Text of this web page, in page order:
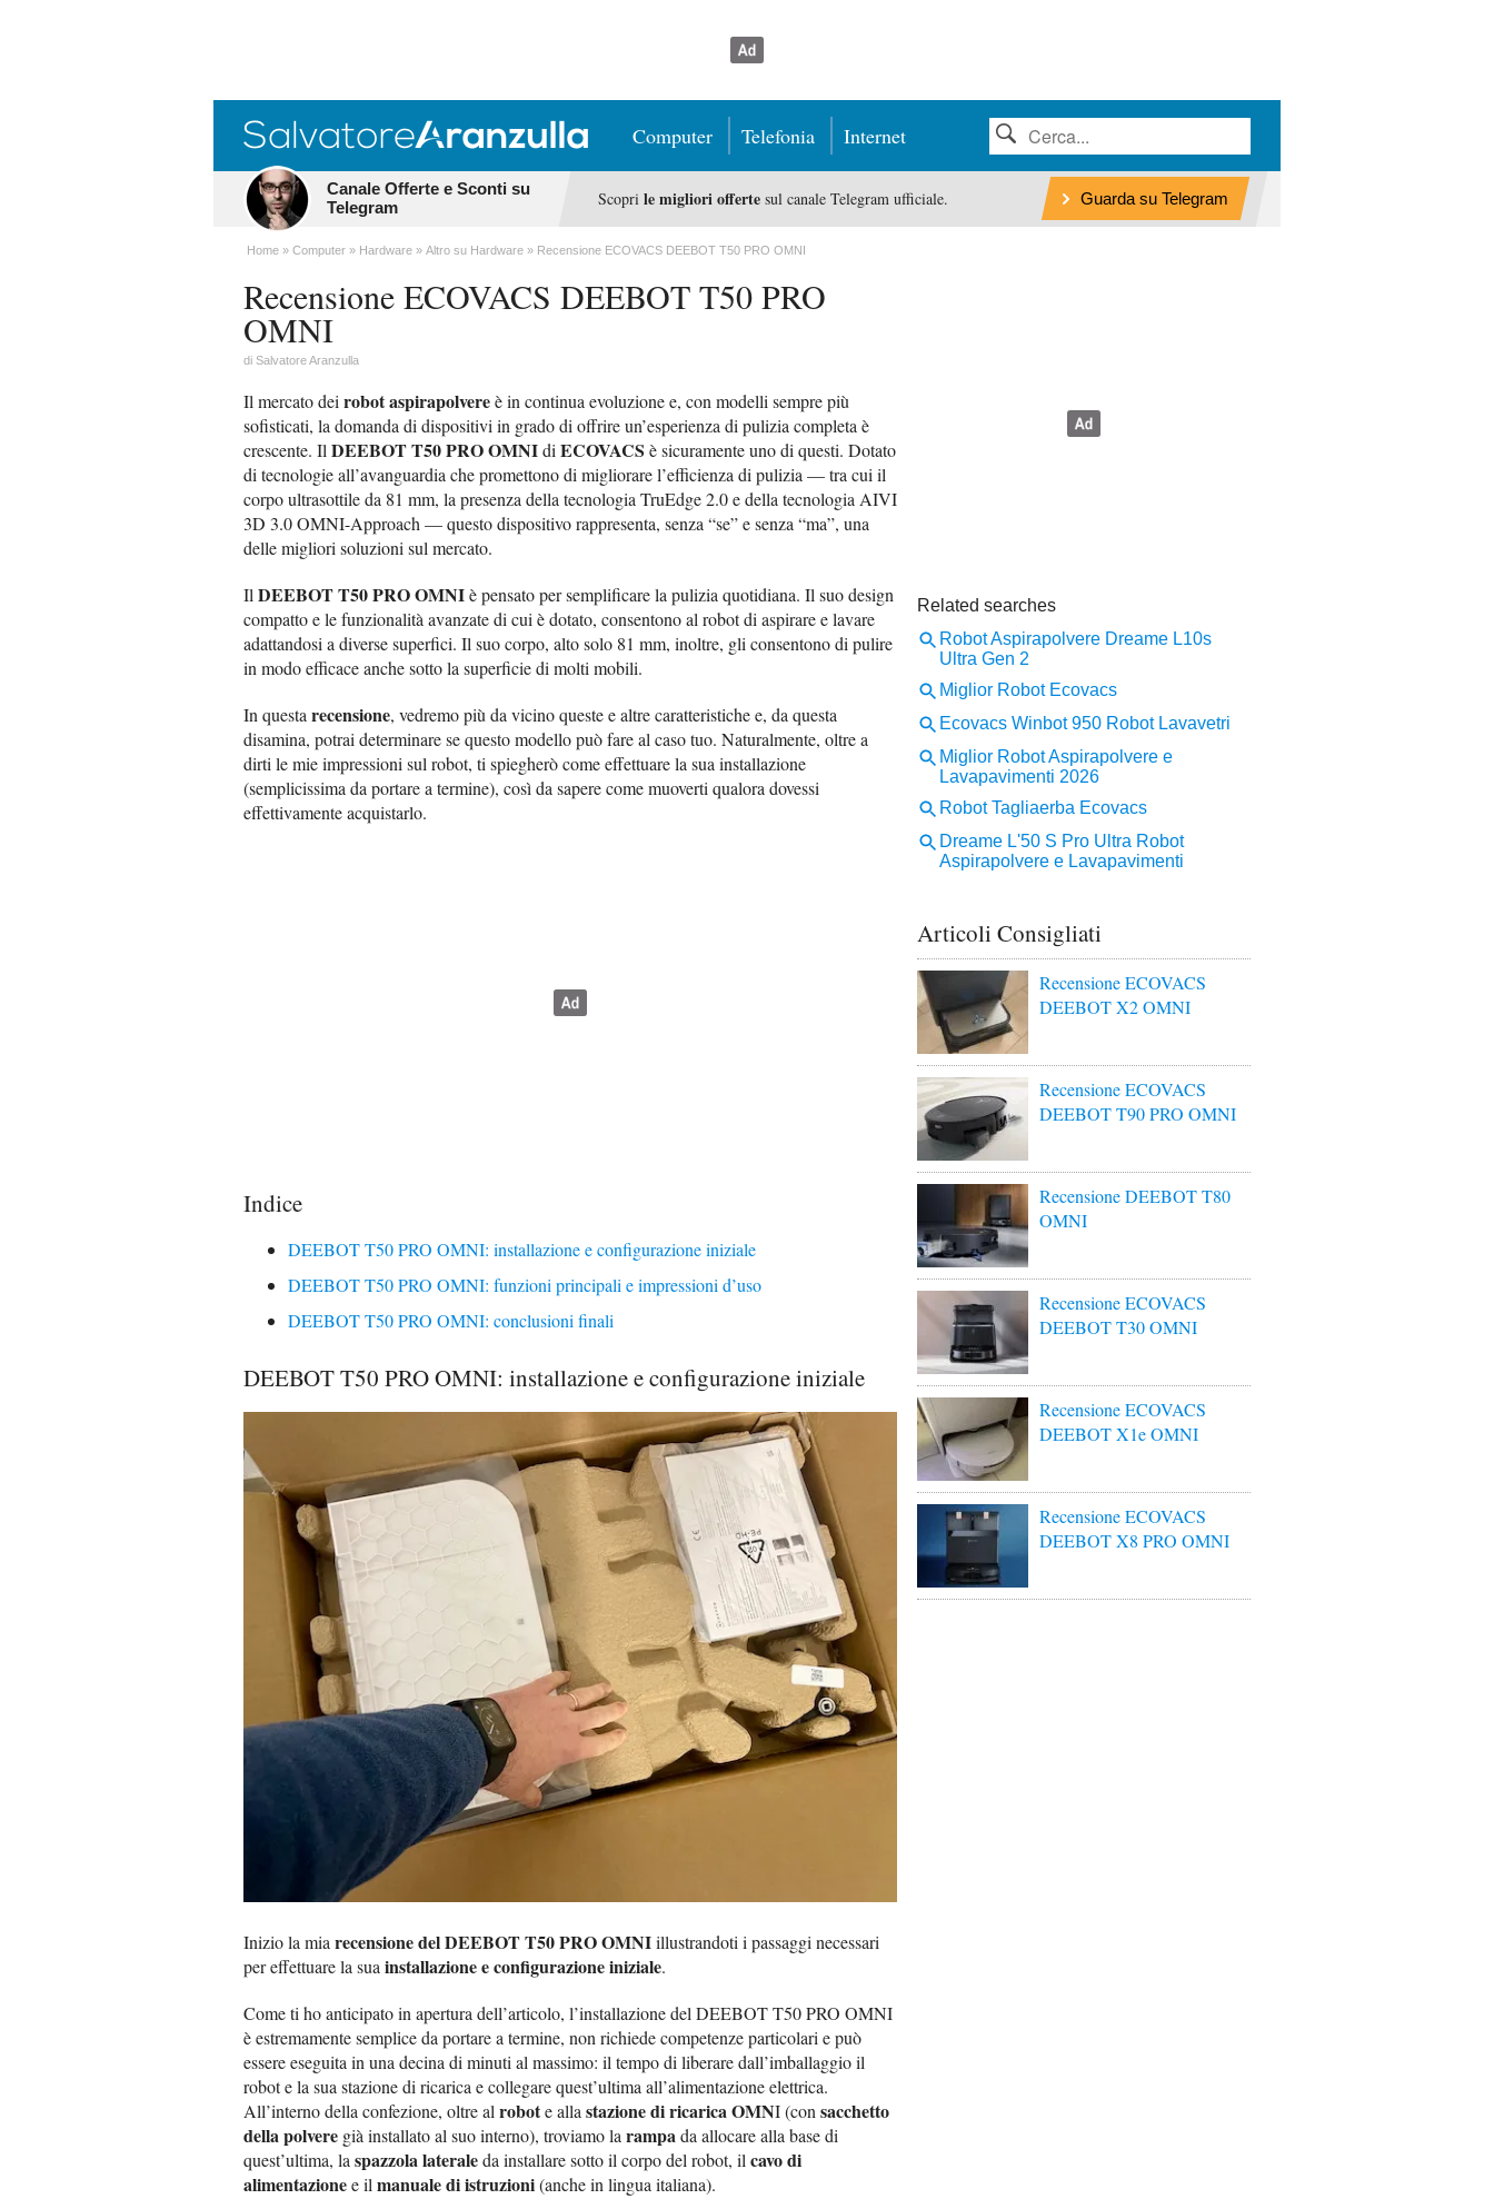
Computer Telefonia Internet
Canale Offerte e Sconti su
Telegram
Scopri le migliori offertesul canale Telegram ufficiale. Guarda su Telegram
Home Computer Hardware Altro su Hardware Recensione ECOVACS DEEBOT T50 PRO OMNI
Recensione ECOVACS DEEBOT T50 PRO
OMNI
di Salvatore Aranzulla
Il mercato dei robot aspirapolvereè in continua evoluzione e, con modelli sempre più
sofisticati, la domanda di dispositivi in grado di offrire un’esperienza di pulizia completa è
crescente. Il DEEBOT T50 PRO OMNIdi ECOVACS è sicuramente uno di questi. Dotato
di tecnologie all’avanguardia che promettono di migliorare l’efficienza di pulizia — tra cui il
corpo ultrasottile da 81 mm, la presenza della tecnologia TruEdge 2.0 e della tecnologia AIVI
3D 3.0 OMNI-Approach — questo dispositivo rappresenta, senza “se” e senza “ma”, una
delle migliori soluzioni sul mercato.
Il DEEBOT T50 PRO OMNIè pensato per semplificare la pulizia quotidiana. Il suo design
compatto e le funzionalità avanzate di cui è dotato, consentono al robot di aspirare e lavare
adattandosi a diverse superfici. Il suo corpo, alto solo 81 mm, inoltre, gli consentono di pulire
in modo efficace anche sotto la superficie di molti mobili.
In questa recensione, vedremo più da vicino queste e altre caratteristiche e, da questa
disamina, potrai determinare se questo modello può fare al caso tuo. Naturalmente, oltre a
dirti le mie impressioni sul robot, ti spiegherò come effettuare la sua installazione
(semplicissima da portare a termine), così da sapere come muoverti qualora dovessi
effettivamente acquistarlo.
Indice
DEEBOT T50 PRO OMNI: installazione e configurazione iniziale
DEEBOT T50 PRO OMNI: funzioni principali e impressioni d’uso
DEEBOT T50 PRO OMNI: conclusioni finali
DEEBOT T50 PRO OMNI: installazione e configurazione iniziale
Inizio la miarecensione del DEEBOT T50 PRO OMNIillustrandoti i passaggi necessari
per effettuare la suainstallazione e configurazione iniziale.
Come ti ho anticipato in apertura dell’articolo, l’installazione del DEEBOT T50 PRO OMNI
è estremamente semplice da portare a termine, non richiede competenze particolari e può
essere eseguita in una decina di minuti al massimo: il tempo di liberare dall’imballaggio il
robot e la sua stazione di ricarica e collegare quest’ultima all’alimentazione elettrica.
All’interno della confezione, oltre alrobote allastazione di ricarica OMNI (consacchetto
della polvere già installato al suo interno), troviamo larampada allocare alla base di
quest’ultima, laspazzola lateraleda installare sotto il corpo del robot, ilcavo di
alimentazionee ilmanuale di istruzioni(anche in lingua italiana).
Articoli Consigliati
Recensione ECOVACS
DEEBOT X2 OMNI
Recensione ECOVACS
DEEBOT T90 PRO OMNI
Recensione DEEBOT T80
OMNI
Recensione ECOVACS
DEEBOT T30 OMNI
Recensione ECOVACS
DEEBOT X1e OMNI
Recensione ECOVACS
DEEBOT X8 PRO OMNI